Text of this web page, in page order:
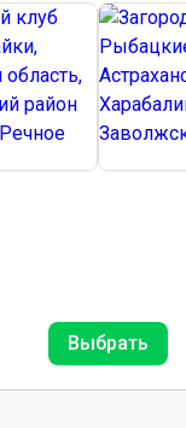
Выбрать